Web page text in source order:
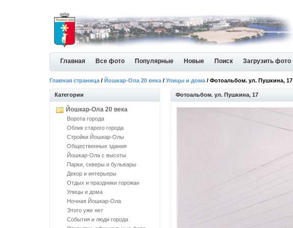
Главная Все фото Популярные Новые Поиск Загрузить фото
Главная страница / Йошкар-Ола 20 века / Улицы и дома / Фотоальбом. ул. Пушкина, 17
Категории
Йошкар-Ола 20 века
Ворота города
Облик старого города
Стройки Йошкар-Олы
Общественные здания
Йошкар-Ола с высоты
Парки, скверы и бульвары
Декор и интерьеры
Отдых и праздники горожан
Улицы и дома
Ночная Йошкар-Ола
Этого уже нет
События и люди города
Фотоальбом. ул. Пушкина, 17